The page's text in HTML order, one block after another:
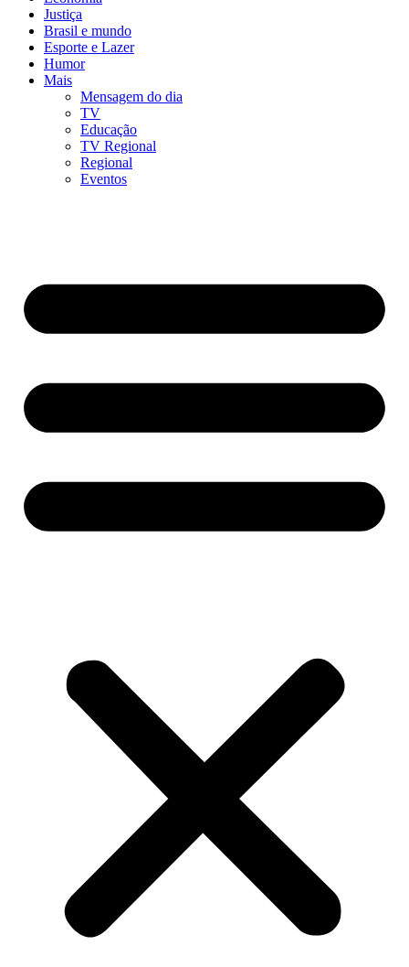
Justiça
Brasil e mundo
Esporte e Lazer
Humor
Mais
Mensagem do dia
TV
Educação
TV Regional
Regional
Eventos